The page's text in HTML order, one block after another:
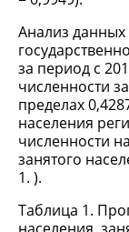
Анализ
за период с
численности
пределах
населения
численности
занятого
1. ).
Таблица 1.